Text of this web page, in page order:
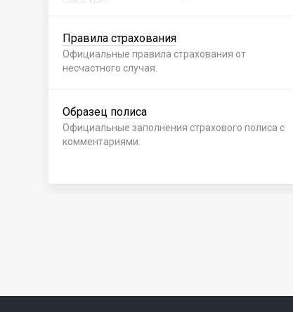
Правила страхования
Официальные правила страхования от
несчастного случая.
Образец полиса
Официальные заполнения страхового полиса с
комментариями.